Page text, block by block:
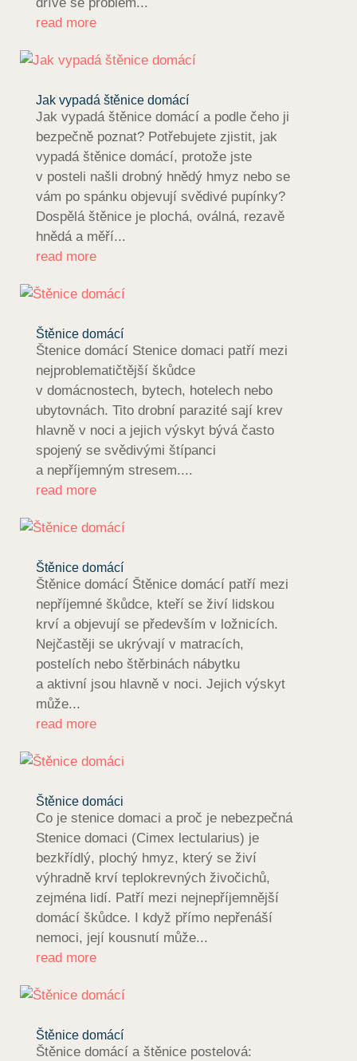
read more
Jak vypadá štěnice domácí
Jak vypadá štěnice domácí a podle čeho ji
bezpečně poznat? Potřebujete zjistit, jak
vypadá štěnice domácí, protože jste
v posteli našli drobný hnědý hmyz nebo se
vám po spánku objevují svědivé pupínky?
Dospělá štěnice je plochá, oválná, rezavě
hnědá a měří...
read more
Štěnice domácí
Štenice domácí Stenice domaci patří mezi
nejproblematičtější škůdce
v domácnostech, bytech, hotelech nebo
ubytovnách. Tito drobní parazité sají krev
hlavně v noci a jejich výskyt bývá často
spojený se svědivými štípanci
a nepříjemným stresem....
read more
Štěnice domácí
Štěnice domácí Štěnice domácí patří mezi
nepříjemné škůdce, kteří se živí lidskou
krví a objevují se především v ložnicích.
Nejčastěji se ukrývají v matracích,
postelích nebo štěrbinách nábytku
a aktivní jsou hlavně v noci. Jejich výskyt
může...
read more
Štěnice domáci
Co je stenice domaci a proč je nebezpečná
Stenice domaci (Cimex lectularius) je
bezkřídlý, plochý hmyz, který se živí
výhradně krví teplokrevných živočichů,
zejména lidí. Patří mezi nejnepříjemnější
domácí škůdce. I když přímo nepřenáší
nemoci, její kousnutí může...
read more
Štěnice domácí
Štěnice domácí a štěnice postelová: